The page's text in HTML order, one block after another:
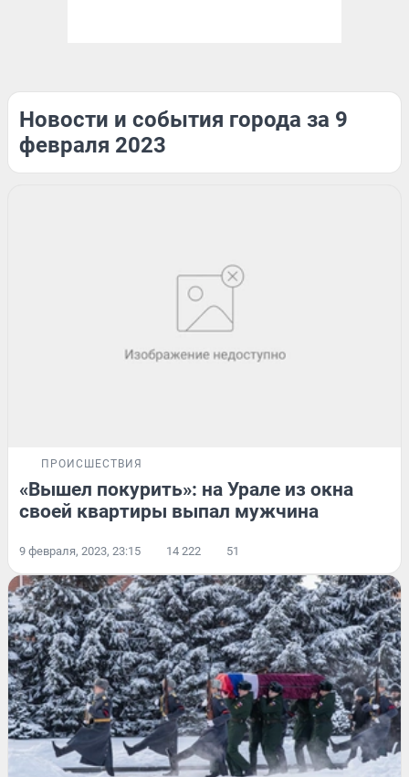
Новости и события города за 9
февраля 2023
ПРОИСШЕСТВИЯ
«Вышел покурить»: на Урале из окна
своей квартиры выпал мужчина
9 февраля, 2023, 23:15 14 222 51